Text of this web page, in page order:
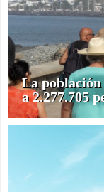
La población
a 2.277.705